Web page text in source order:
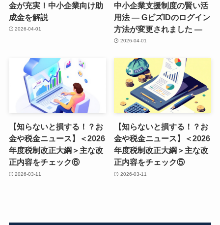
金が充実！中小企業向け助
成金を解説
2026-04-01
中小企業支援制度の賢い活
用法 ― GビズIDのログイン
方法が変更されました ―
2026-04-01
【知らないと損する！？お
金や税金ニュース】＜2026
年度税制改正大綱＞主な改
正内容をチェック⑥
2026-03-11
【知らないと損する！？お
金や税金ニュース】＜2026
年度税制改正大綱＞主な改
正内容をチェック⑤
2026-03-11